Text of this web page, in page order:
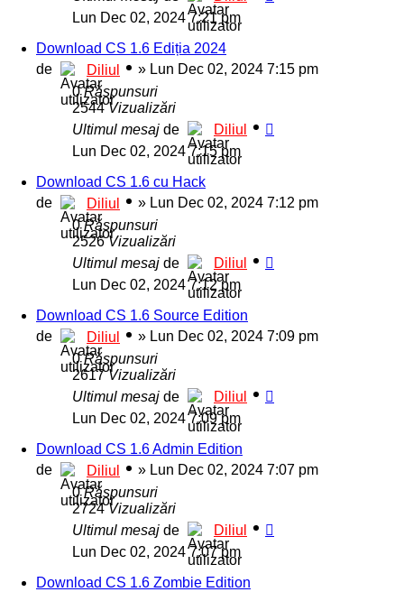
Lun Dec 02, 2024 7:21 pm
Download CS 1.6 Ediția 2024
de
Diliul » Lun Dec 02, 2024 7:15 pm
0Răspunsuri
2544Vizualizări
Ultimul mesaj de
Diliul
Lun Dec 02, 2024 7:15 pm
Download CS 1.6 cu Hack
de
Diliul » Lun Dec 02, 2024 7:12 pm
0Răspunsuri
2526Vizualizări
Ultimul mesaj de
Diliul
Lun Dec 02, 2024 7:12 pm
Download CS 1.6 Source Edition
de
Diliul » Lun Dec 02, 2024 7:09 pm
0Răspunsuri
2617Vizualizări
Ultimul mesaj de
Diliul
Lun Dec 02, 2024 7:09 pm
Download CS 1.6 Admin Edition
de
Diliul » Lun Dec 02, 2024 7:07 pm
0Răspunsuri
2724Vizualizări
Ultimul mesaj de
Diliul
Lun Dec 02, 2024 7:07 pm
Download CS 1.6 Zombie Edition